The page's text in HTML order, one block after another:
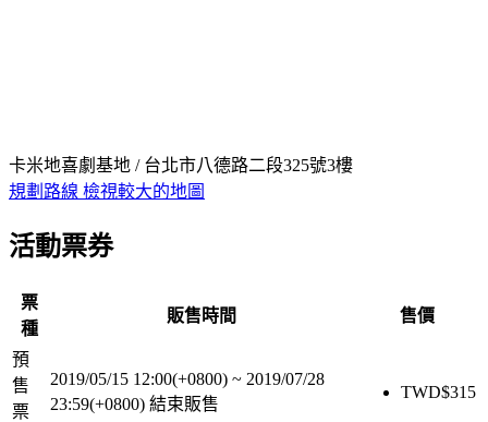
卡米地喜劇基地 / 台北市八德路二段325號3樓
規劃路線 檢視較大的地圖
活動票券
票
種
販售時間 售價
預
售
票
2019/05/15 12:00(+0800) ~ 2019/07/28
23:59(+0800) 結束販售
TWD$315